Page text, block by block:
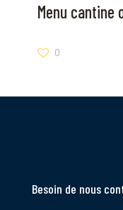
Menu cantine
0
Besoin de nous